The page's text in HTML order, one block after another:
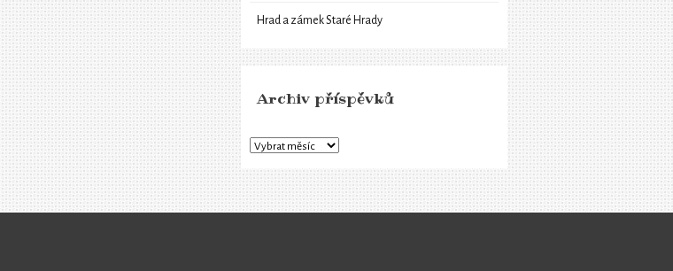
Hrad a zámek Staré Hrady
Archiv příspěvků